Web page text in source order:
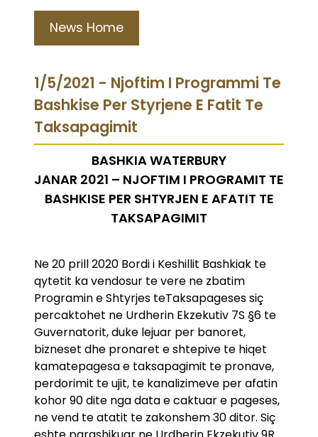
News Home
1/5/2021 - Njoftim I Programmi Te
Bashkise Per Styrjene E Fatit Te
Taksapagimit
BASHKIA WATERBURY
JANAR 2021 – NJOFTIM I PROGRAMIT TE
BASHKISE PER SHTYRJEN E AFATIT TE
TAKSAPAGIMIT
Ne 20 prill 2020 Bordi i Keshillit Bashkiak te
qytetit ka vendosur te vere ne zbatim
Programin e Shtyrjes teTaksapageses siç
percaktohet ne Urdherin Ekzekutiv 7S §6 te
Guvernatorit, duke lejuar per banoret,
bizneset dhe pronaret e shtepive te hiqet
kamatepagesa e taksapagimit te pronave,
perdorimit te ujit, te kanalizimeve per afatin
kohor 90 dite nga data e caktuar e pageses,
ne vend te atatit te zakonshem 30 ditor. Siç